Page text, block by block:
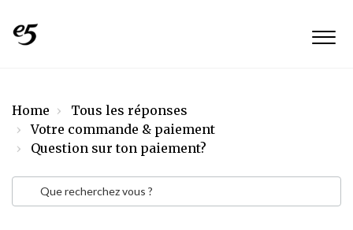
Home
Tous les réponses
Votre commande & paiement
Question sur ton paiement?